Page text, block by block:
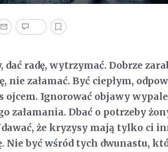
dać radę, wytrzymać. Dobrze
nie załamać. Być ciepłym,
ojcem. Ignorować objawy
załamania. Dbać o potrzeby
że kryzysy mają tylko ci
Nie być wśród tych dwunastu,